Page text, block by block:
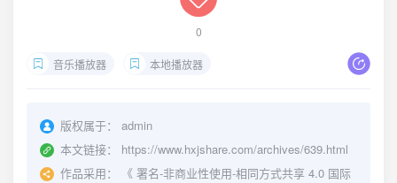
0
音乐播放器 本地播放器
版权属于：
admin
本文链接：
https://www.hxjshare.com/archives/639.html
作品采用：
《 署名-非商业性使用-相同方式共享 4.0 国际